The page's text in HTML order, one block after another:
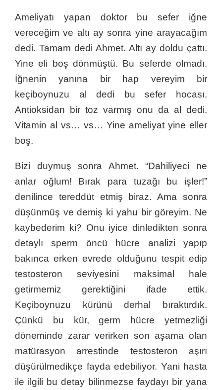
Ameliyatı yapan doktor bu sefer iğne
vereceğim ve altı ay sonra yine arayacağım
dedi. Tamam dedi Ahmet. Altı ay doldu çattı.
Yine eli boş dönmüştü. Bu seferde olmadı.
İğnenin yanına bir hap vereyim bir
keçiboynuzu al dedi bu sefer hocası.
Antioksidan bir toz varmış onu da al dedi.
Vitamin al vs… vs… Yine ameliyat yine eller
boş.
Bizi duymuş sonra Ahmet. “Dahiliyeci ne
anlar oğlum! Bırak para tuzağı bu işler!”
denilince tereddüt etmiş biraz. Ama sonra
düşünmüş ve demiş ki yahu bir göreyim. Ne
kaybederim ki? Onu iyice dinledikten sonra
detaylı sperm öncü hücre analizi yapıp
bakınca erken evrede olduğunu tespit edip
testosteron seviyesini maksimal hale
getirmemiz gerektiğini ifade ettik.
Keçiboynuzu kürünü derhal bıraktırdık.
Çünkü bu kür, germ hücre yetmezliği
döneminde zarar verirken son aşama olan
matürasyon arrestinde testosteron aşırı
düşürülmedikçe fayda edebiliyor. Yani hasta
ile ilgili bu detay bilinmezse faydayı bir yana